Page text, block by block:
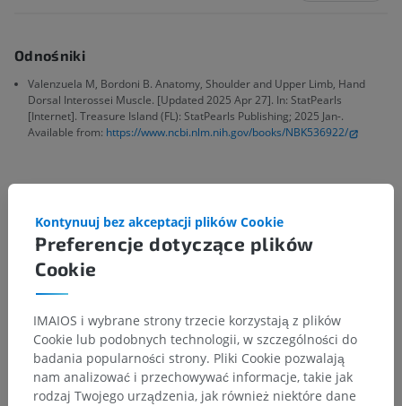
Odnośniki
Valenzuela M, Bordoni B. Anatomy, Shoulder and Upper Limb, Hand
Dorsal Interossei Muscle. [Updated 2025 Apr 27]. In: StatPearls
[Internet]. Treasure Island (FL): StatPearls Publishing; 2025 Jan-.
Available from: https://www.ncbi.nlm.nih.gov/books/NBK536922/
Preferencje dotyczące plików
Cookie
Kontynuuj bez akceptacji plików Cookie
IMAIOS i wybrane strony trzecie korzystają z plików
Cookie lub podobnych technologii, w szczególności do
badania popularności strony. Pliki Cookie pozwalają
nam analizować i przechowywać informacje, takie jak
rodzaj Twojego urządzenia, jak również niektóre dane